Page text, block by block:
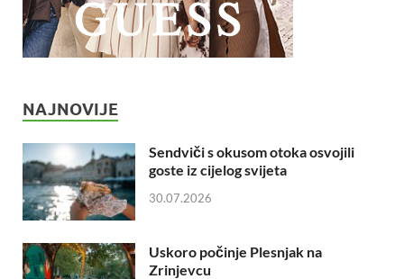
NAJNOVIJE
Sendviči s okusom otoka osvojili
goste iz cijelog svijeta
30.07.2026
Uskoro počinje Plesnjak na
Zrinjevcu